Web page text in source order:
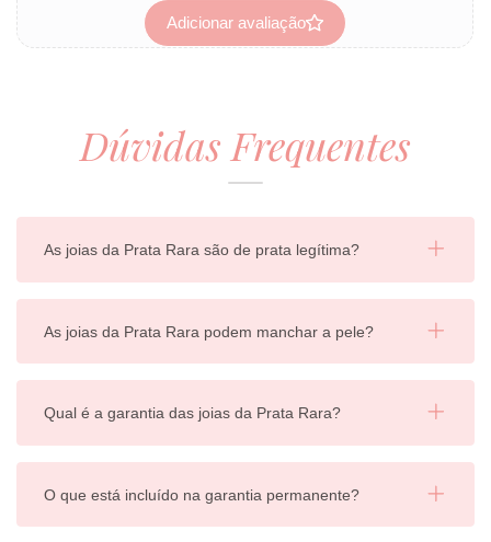
Adicionar avaliação
Dúvidas Frequentes
As joias da Prata Rara são de prata legítima?
As joias da Prata Rara podem manchar a pele?
Qual é a garantia das joias da Prata Rara?
O que está incluído na garantia permanente?